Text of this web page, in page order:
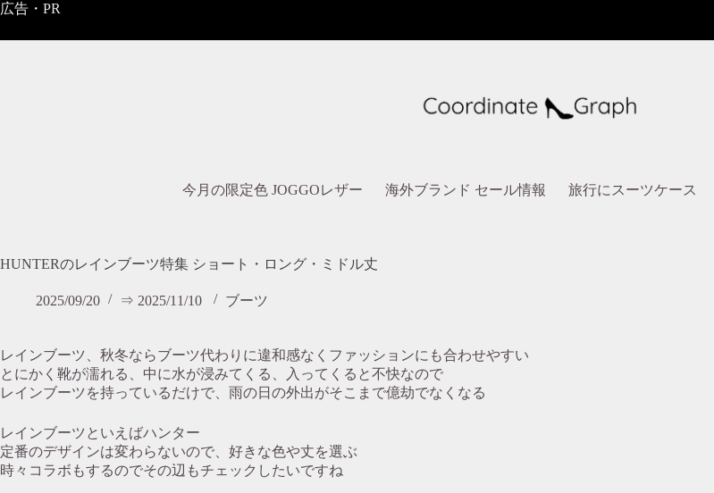
コ
テ
広告・PR
今月の限定色 JOGGOレザー 海外ブランド セール情報 旅行にスーツケース
HUNTERのレインブーツ特集 ショート・ロング・ミドル丈
2025/09/20 ⇒ 2025/11/10 ブーツ
レインブーツ、秋冬ならブーツ代わりに違和感なくファッションにも合わせやすい
とにかく靴が濡れる、中に水が浸みてくる、入ってくると不快なので
レインブーツを持っているだけで、雨の日の外出がそこまで億劫でなくなる
レインブーツといえばハンター
定番のデザインは変わらないので、好きな色や丈を選ぶ
時々コラボもするのでその辺もチェックしたいですね